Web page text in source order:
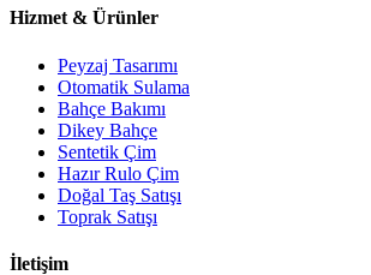
Hizmet & Ürünler
Peyzaj Tasarımı
Otomatik Sulama
Bahçe Bakımı
Dikey Bahçe
Sentetik Çim
Hazır Rulo Çim
Doğal Taş Satışı
Toprak Satışı
İletişim